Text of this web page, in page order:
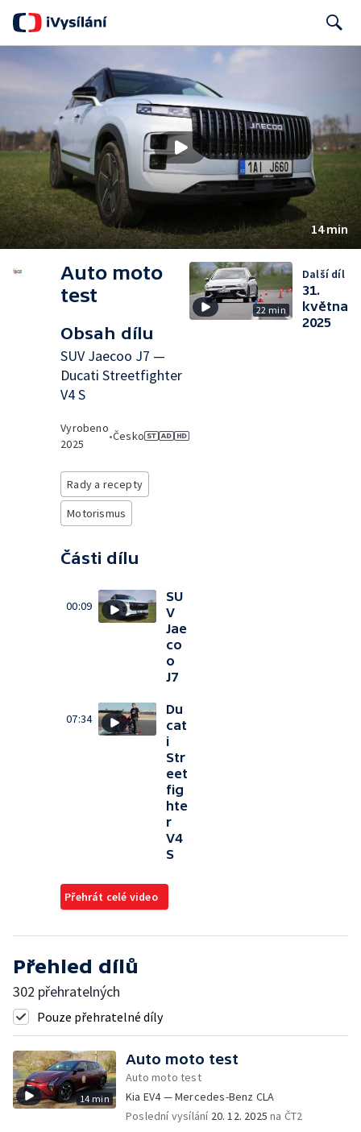
14 min
Auto moto
test
Obsah dílu
SUV Jaecoo J7 —
Ducati Streetfighter
V4 S
Vyrobeno
2025
•Česko
Rady a recepty
Motorismus
Části dílu
00:09
SU
V
Jae
co
o
J7
07:34
Du
cat
i
Str
eet
fig
hte
r
V4
S
Přehrát celé video
22 min
Další díl
31.
května
2025
Přehled dílů
302 přehratelných
Pouze přehratelné díly
14 min
Auto moto test
Auto moto test
Kia EV4 — Mercedes-Benz CLA
Poslední vysílání 20. 12. 2025 na ČT2